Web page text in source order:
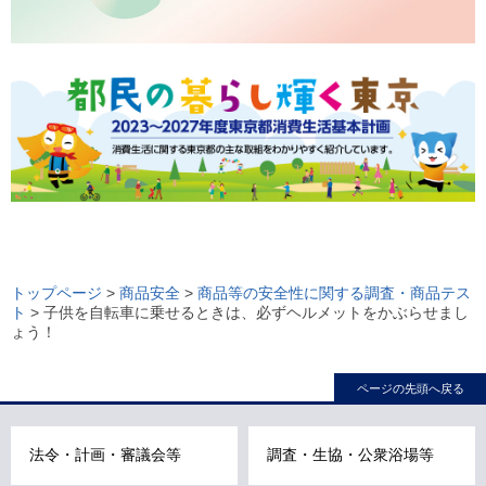
ー
カ
ル
ビ
こ
トップページ > 商品安全 > 商品等の安全性に関する調査・商品テス
ト > 子供を自転車に乗せるときは、必ずヘルメットをかぶらせまし
ょう！
ページの先頭へ戻る
法令・計画・審議会等 調査・生協・公衆浴場等